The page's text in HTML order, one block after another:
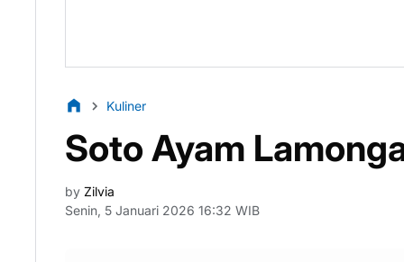
Kuliner
Soto Ayam
by Zilvia
Senin, 5 Januari 2026 16:32 WIB